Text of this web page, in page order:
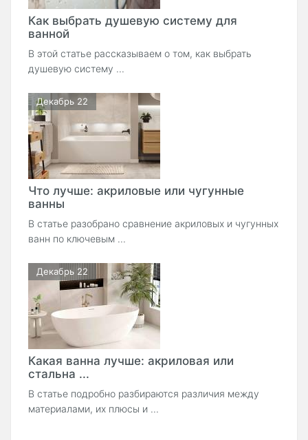
Как выбрать душевую систему для
ванной
В этой статье рассказываем о том, как выбрать
душевую систему ...
Декабрь 22
Что лучше: акриловые или чугунные
ванны
В статье разобрано сравнение акриловых и чугунных
ванн по ключевым ...
Декабрь 22
Какая ванна лучше: акриловая или
стальна ...
В статье подробно разбираются различия между
материалами, их плюсы и ...